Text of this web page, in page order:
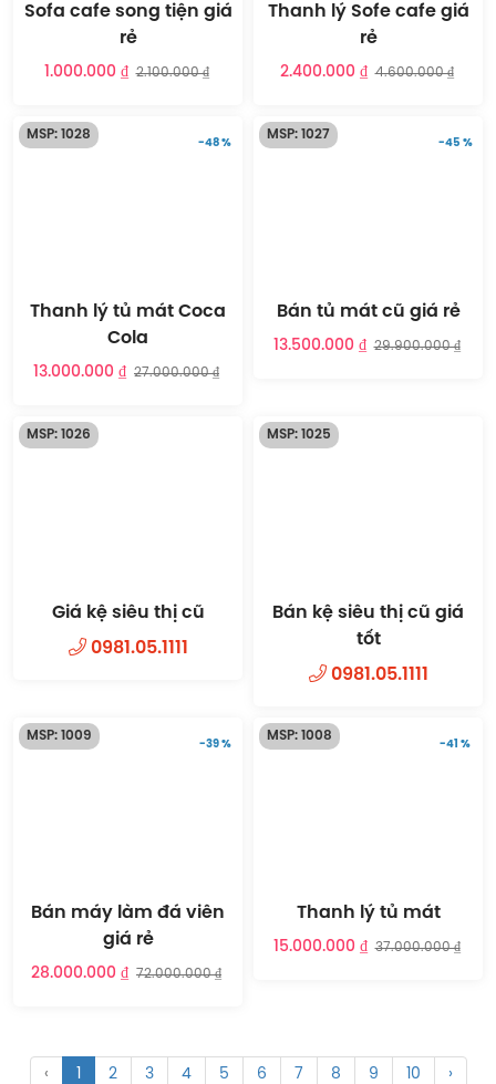
Sofa cafe song tiện giá
rẻ
1.000.000 ₫ 2.100.000 ₫
Thanh lý Sofe cafe giá
rẻ
2.400.000 ₫ 4.600.000 ₫
MSP: 1028
-48 %
Thanh lý tủ mát Coca
Cola
13.000.000 ₫ 27.000.000 ₫
MSP: 1027
-45 %
Bán tủ mát cũ giá rẻ
13.500.000 ₫ 29.900.000 ₫
MSP: 1026
Giá kệ siêu thị cũ
0981.05.1111
MSP: 1025
Bán kệ siêu thị cũ giá
tốt
0981.05.1111
MSP: 1009
-39 %
Bán máy làm đá viên
giá rẻ
28.000.000 ₫ 72.000.000 ₫
MSP: 1008
-41 %
Thanh lý tủ mát
15.000.000 ₫ 37.000.000 ₫
‹ 2 3 4 5 6 7 8 9 10 ›